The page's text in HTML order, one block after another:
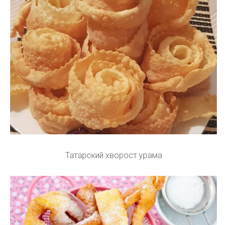
Татарский хворост урама